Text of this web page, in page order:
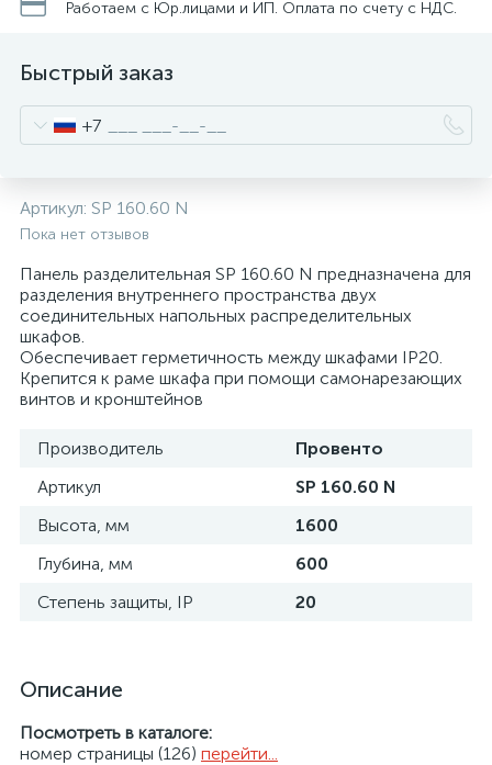
Работаем с Юр.лицами и ИП. Оплата по счету с НДС.
Быстрый заказ
+7
Артикул: SP 160.60 N
Пока нет отзывов
Панель разделительная SP 160.60 N предназначена для
разделения внутреннего пространства двух
соединительных напольных распределительных
шкафов.
Обеспечивает герметичность между шкафами IP20.
Крепится к раме шкафа при помощи самонарезающих
винтов и кронштейнов
Производитель
Провенто
Артикул
SP 160.60 N
Высота, мм
1600
Глубина, мм
600
Степень защиты, IP
20
Описание
Посмотреть в каталоге:
номер страницы (126) перейти...